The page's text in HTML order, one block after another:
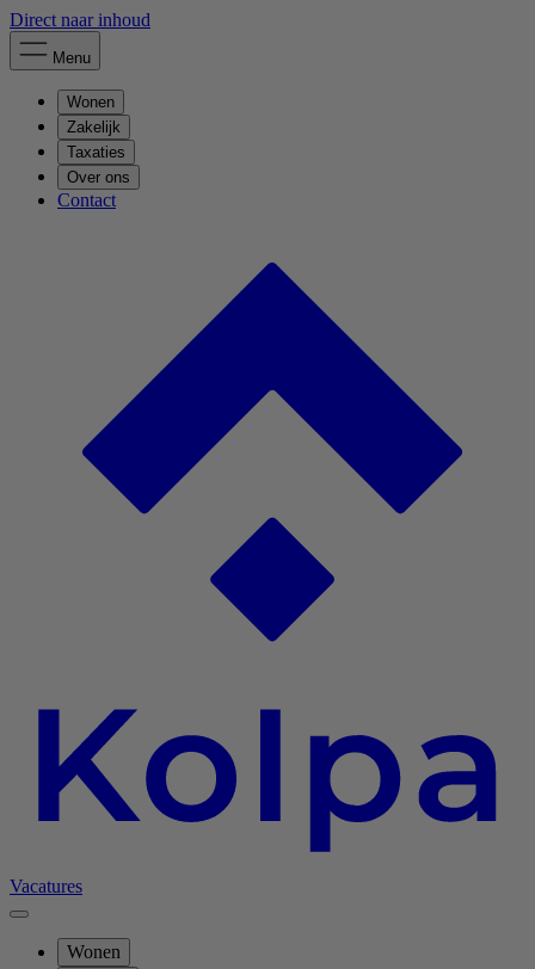
Direct naar inhoud
Menu
Wonen
Zakelijk
Taxaties
Over ons
Contact
Vacatures
Wonen